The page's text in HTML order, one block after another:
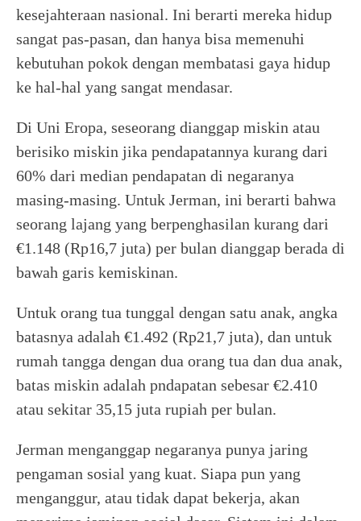
kesejahteraan nasional. Ini berarti mereka hidup
sangat pas-pasan, dan hanya bisa memenuhi
kebutuhan pokok dengan membatasi gaya hidup
ke hal-hal yang sangat mendasar.
Di Uni Eropa, seseorang dianggap miskin atau
berisiko miskin jika pendapatannya kurang dari
60% dari median pendapatan di negaranya
masing-masing. Untuk Jerman, ini berarti bahwa
seorang lajang yang berpenghasilan kurang dari
€1.148 (Rp16,7 juta) per bulan dianggap berada di
bawah garis kemiskinan.
Untuk orang tua tunggal dengan satu anak, angka
batasnya adalah €1.492 (Rp21,7 juta), dan untuk
rumah tangga dengan dua orang tua dan dua anak,
batas miskin adalah pndapatan sebesar €2.410
atau sekitar 35,15 juta rupiah per bulan.
Jerman menganggap negaranya punya jaring
pengaman sosial yang kuat. Siapa pun yang
menganggur, atau tidak dapat bekerja, akan